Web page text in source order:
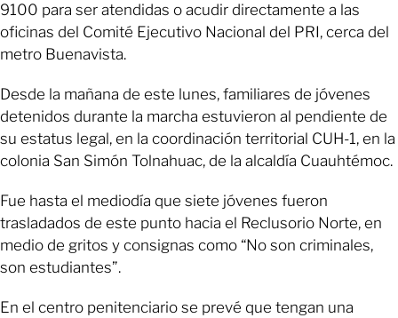
9100 para ser atendidas o acudir directamente a las
oficinas del Comité Ejecutivo Nacional del PRI, cerca del
metro Buenavista.
Desde la mañana de este lunes, familiares de jóvenes
detenidos durante la marcha estuvieron al pendiente de
su estatus legal, en la coordinación territorial CUH-1, en la
colonia San Simón Tolnahuac, de la alcaldía Cuauhtémoc.
Fue hasta el mediodía que siete jóvenes fueron
trasladados de este punto hacia el Reclusorio Norte, en
medio de gritos y consignas como “No son criminales,
son estudiantes”.
En el centro penitenciario se prevé que tengan una